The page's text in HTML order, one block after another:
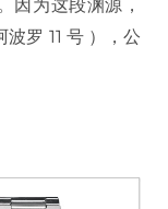
因为这段渊源，
罗 11 号 ），公